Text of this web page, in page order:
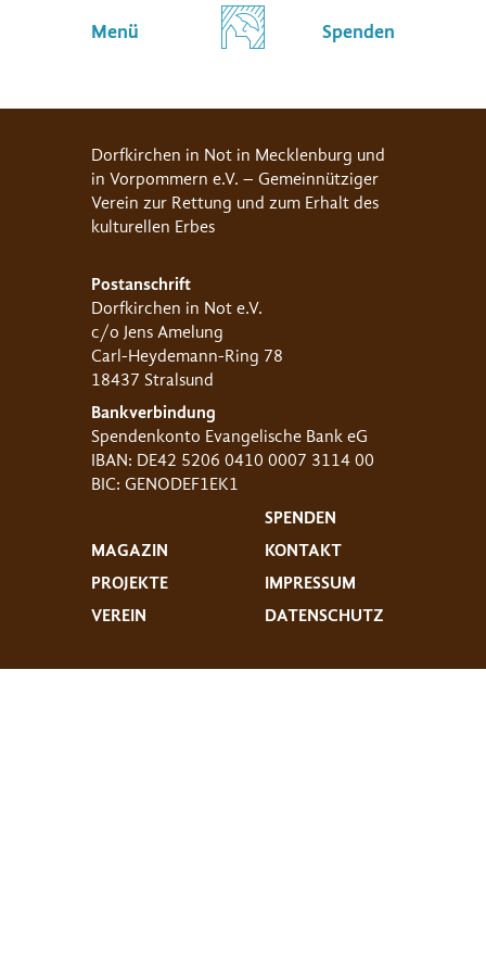
Menü Spenden
Dorfkirchen in Not in Mecklenburg und
in Vorpommern e.V. – Gemeinnütziger
Verein zur Rettung und zum Erhalt des
kulturellen Erbes
Postanschrift
Dorfkirchen in Not e.V.
c/o Jens Amelung
Carl-Heydemann-Ring 78
18437 Stralsund
Bankverbindung
Spendenkonto Evangelische Bank eG
IBAN: DE42 5206 0410 0007 3114 00
BIC: GENODEF1EK1
MAGAZIN
PROJEKTE
VEREIN
SPENDEN
KONTAKT
IMPRESSUM
DATENSCHUTZ